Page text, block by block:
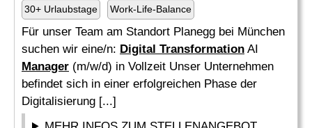
30+ Urlaubstage Work-Life-Balance
Für unser Team am Standort Planegg bei München
suchen wir eine/n: Digital Transformation AI
Manager (m/w/d) in Vollzeit Unser Unternehmen
befindet sich in einer erfolgreichen Phase der
Digitalisierung [...]